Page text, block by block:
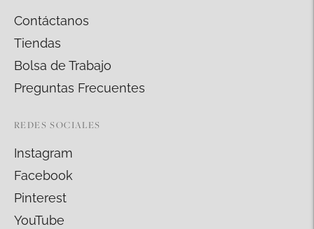
Contáctanos
Tiendas
Bolsa de Trabajo
Preguntas Frecuentes
REDES SOCIALES
Instagram
Facebook
Pinterest
YouTube